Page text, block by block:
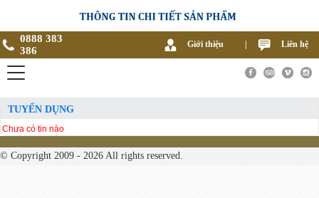
0888 383
386
Giới thiệu Liên hệ
TUYỂN DỤNG
Chưa có tin nào
© Copyright 2009 - 2026 All rights reserved.